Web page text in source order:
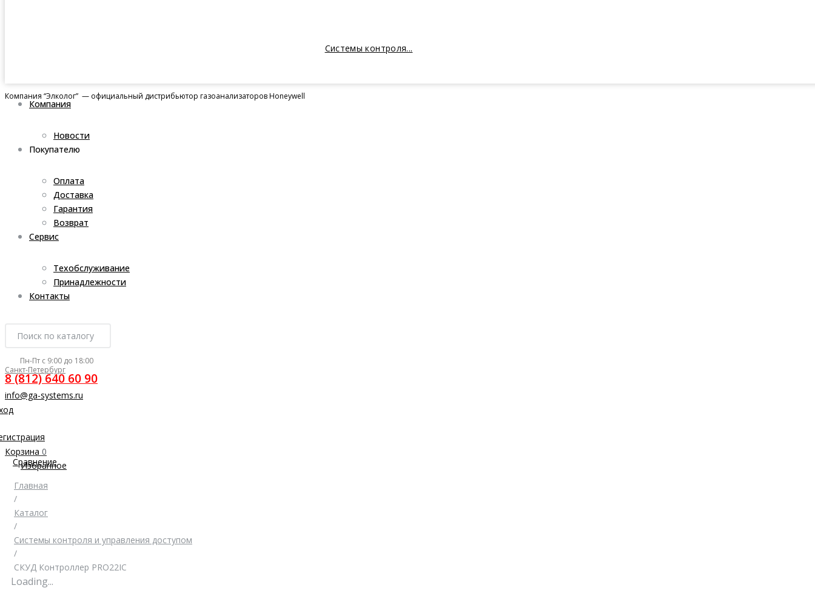
Системы контроля...
Компания “Элколог” — официальный дистрибьютор газоанализаторов Honeywell
Компания
Новости
Покупателю
Оплата
Доставка
Гарантия
Возврат
Сервис
Техобслуживание
Принадлежности
Контакты
Пн-Пт с 9:00 до 18:00
Санкт-Петербург
8 (812) 640 60 90
info@ga-systems.ru
Корзина 0
Сравнение
Избранное
Главная
/
Каталог
/
Системы контроля и управления доступом
/
СКУД Контроллер PRO22IC
Loading...